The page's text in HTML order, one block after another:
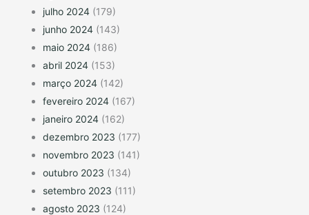
julho 2024 (179)
junho 2024 (143)
maio 2024 (186)
abril 2024 (153)
março 2024 (142)
fevereiro 2024 (167)
janeiro 2024 (162)
dezembro 2023 (177)
novembro 2023 (141)
outubro 2023 (134)
setembro 2023 (111)
agosto 2023 (124)